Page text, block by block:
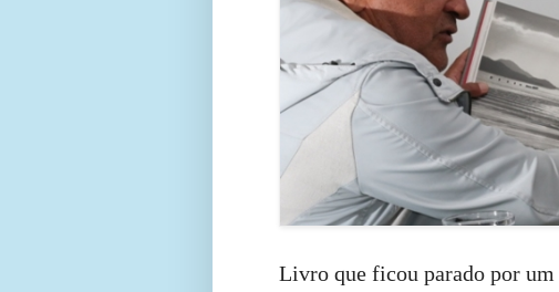
Livro que ficou parado por um